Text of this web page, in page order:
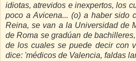
idiotas, atrevidos e inexpertos, los
poco a Avicena... (o) a haber sido
Reina, se van a la Universidad de
de Roma se gradúan de
de los cuales se puede decir con
dice: 'médicos de Valencia, faldas